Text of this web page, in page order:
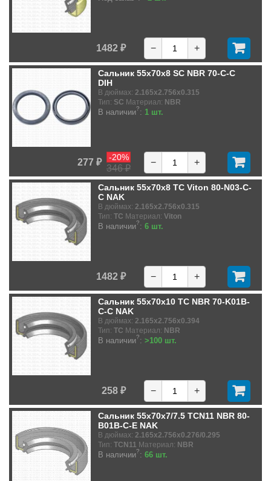
1482 ₽ − +
Сальник 55x70x8 SC NBR 70-C-C
DIH
В дюймах: 2.165x2.756x0.315
Тип: SC Материал: NBR
В наличии?: 1 шт.
277 ₽
346 ₽
-20% − +
Сальник 55x70x8 TC Viton 80-N03-C-
C NAK
В дюймах: 2.165x2.756x0.315
Тип: TC Материал: Viton
В наличии?: 6 шт.
1482 ₽ − +
Сальник 55x70x10 TC NBR 70-K01B-
C-C NAK
В дюймах: 2.165x2.756x0.394
Тип: TC Материал: NBR
В наличии?: >100 шт.
258 ₽ − +
Сальник 55x70x7/7.5 TCN11 NBR 80-
B01B-C-E NAK
В дюймах: 2.165x2.756x0.276/0.295
Тип: TCN11 Материал: NBR
В наличии?: 66 шт.